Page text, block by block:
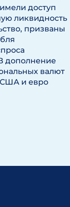
доступ
ликвидность
призваны
дополнение
валют
США и евро